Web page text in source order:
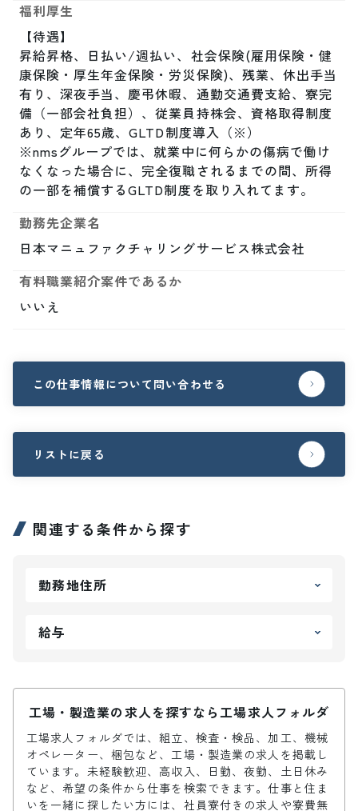
福利厚生
【待遇】
昇給昇格、日払い/週払い、社会保険(雇用保険・健
康保険・厚生年金保険・労災保険)、残業、休出手当
有り、深夜手当、慶弔休暇、通勤交通費支給、寮完
備（一部会社負担）、従業員持株会、資格取得制度
あり、定年65歳、GLTD制度導入（※）
※nmsグループでは、就業中に何らかの傷病で働け
なくなった場合に、完全復職されるまでの間、所得
の一部を補償するGLTD制度を取り入れてます。
勤務先企業名
日本マニュファクチャリングサービス株式会社
有料職業紹介案件であるか
いいえ
この仕事情報について問い合わせる
リストに戻る
関連する条件から探す
勤務地住所
給与
工場・製造業の求人を探すなら工場求人フォルダ
工場求人フォルダでは、組立、検査・検品、加工、機械
オペレーター、梱包など、工場・製造業の求人を掲載し
ています。未経験歓迎、高収入、日勤、夜勤、土日休み
など、希望の条件から仕事を検索できます。仕事と住ま
いを一緒に探したい方には、社員寮付きの求人や寮費無